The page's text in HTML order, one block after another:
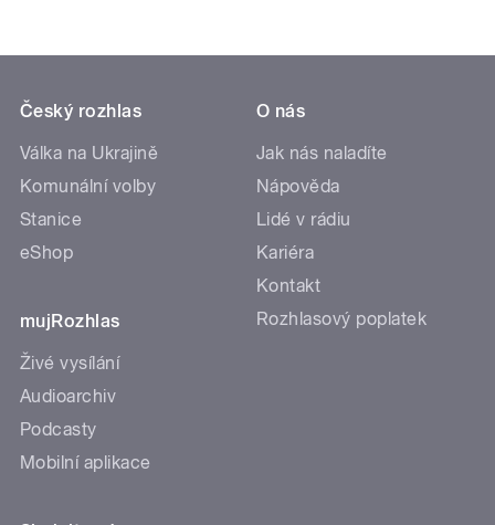
Český rozhlas
Válka na Ukrajině
Komunální volby
Stanice
eShop
mujRozhlas
Živé vysílání
Audioarchiv
Podcasty
Mobilní aplikace
O nás
Jak nás naladíte
Nápověda
Lidé v rádiu
Kariéra
Kontakt
Rozhlasový poplatek